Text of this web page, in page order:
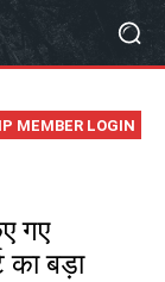
MEMBER LOGIN
गए
का बड़ा